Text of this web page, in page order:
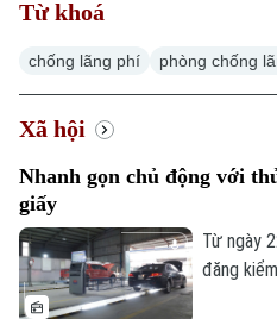
Từ khoá
chống lãng phí phòng chống
Xã hội
Nhanh gọn chủ động với
giấy
Từ ngày
đăng